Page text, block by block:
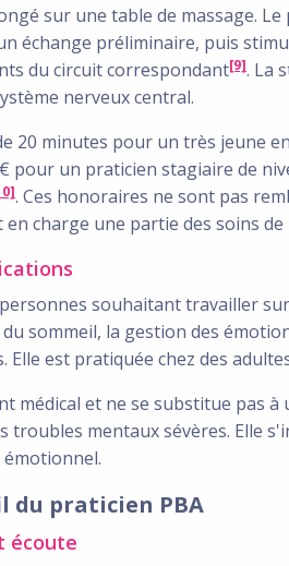
sur une table de massage.
échange préliminaire, puis
du circuit correspondant[9]. La
nerveux central.
20 minutes pour un très jeune
pour un praticien stagiaire de
. Ces honoraires ne sont pas
charge une partie des soins de
souhaitant travailler
sommeil, la gestion des
est pratiquée chez des
médical et ne se substitue pas
mentaux sévères. Elle
du praticien PBA
écoute